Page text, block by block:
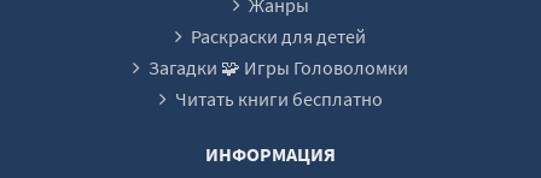
Раскраски для детей
Загадки 🧩 Игры Головоломки
Читать книги бесплатно
ИНФОРМАЦИЯ